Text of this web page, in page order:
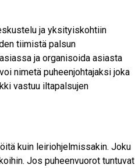
ja yksityiskohtiin
tiimistä palsun
ja organisoida asiasta
nimetä puheenjohtajaksi joka
vastuu iltapalsujen
kuin leiriohjelmissakin. Joku
Jos puheenvuorot tuntuvat